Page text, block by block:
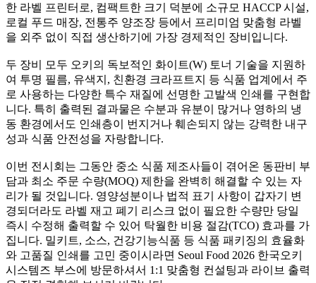
한 라벨 프린터로, 컴팩트한 크기 덕분에 소규모 HACCP 시설,
로컬 푸드 매장, 전통주 양조장 등에서 프리미엄 맞춤형 라벨
을 외주 없이 직접 생산하기에 가장 경제적인 장비입니다.
두 장비 모두 오키의 독보적인 화이트(W) 토너 기술을 지원하
여 투명 필름, 유색지, 친환경 크라프트지 등 식품 업계에서 주
로 사용하는 다양한 특수 재질에 선명한 고발색 인쇄를 구현합
니다. 특히 출력된 결과물은 수분과 유분이 많거나 영하의 냉
동 환경에서도 인쇄층이 번지거나 훼손되지 않는 강력한 내구
성과 식품 안전성을 자랑합니다.
이번 전시회는 그동안 중소 식품 제조사들이 겪어온 동판비 부
담과 최소 주문 수량(MOQ) 제한을 완벽히 해결할 수 있는 자
리가 될 것입니다. 영양성분이나 법적 표기 사항이 갑자기 변
경되더라도 라벨 재고 폐기 리스크 없이 필요한 수량만 당일
즉시 수정해 출력할 수 있어 탁월한 비용 절감(TCO) 효과를 가
집니다. 밀키트, 소스, 건강기능식품 등 식품 패키징의 효율화
와 고품질 인쇄를 고민 중이시라면 Seoul Food 2026 한국오키
시스템즈 부스에 방문하셔서 1:1 맞춤형 컨설팅과 라이브 출력